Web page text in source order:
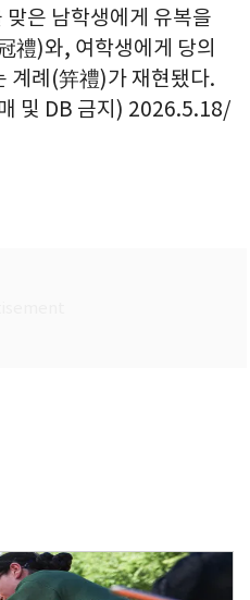
은 남학생에게 유복을
禮)와, 여학생에게 당의
계례(笄禮)가 재현됐다.
및 DB 금지) 2026.5.18/